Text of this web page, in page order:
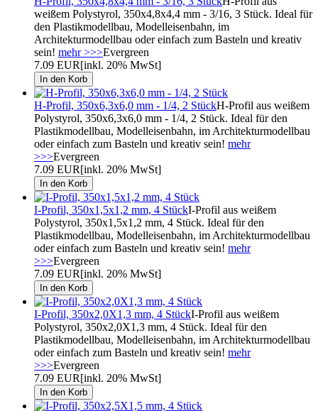
weißem Polystyrol, 350x4,8x4,4 mm - 3/16, 3 Stück. Ideal für
den Plastikmodellbau, Modelleisenbahn, im
Architekturmodellbau oder einfach zum Basteln und kreativ
sein! mehr >>>Evergreen
7.09 EUR[inkl. 20% MwSt]
H-Profil, 350x6,3x6,0 mm - 1/4, 2 StückH-Profil aus weißem
Polystyrol, 350x6,3x6,0 mm - 1/4, 2 Stück. Ideal für den
Plastikmodellbau, Modelleisenbahn, im Architekturmodellbau
oder einfach zum Basteln und kreativ sein! mehr
>>>Evergreen
7.09 EUR[inkl. 20% MwSt]
I-Profil, 350x1,5x1,2 mm, 4 StückI-Profil aus weißem
Polystyrol, 350x1,5x1,2 mm, 4 Stück. Ideal für den
Plastikmodellbau, Modelleisenbahn, im Architekturmodellbau
oder einfach zum Basteln und kreativ sein! mehr
>>>Evergreen
7.09 EUR[inkl. 20% MwSt]
I-Profil, 350x2,0X1,3 mm, 4 StückI-Profil aus weißem
Polystyrol, 350x2,0X1,3 mm, 4 Stück. Ideal für den
Plastikmodellbau, Modelleisenbahn, im Architekturmodellbau
oder einfach zum Basteln und kreativ sein! mehr
>>>Evergreen
7.09 EUR[inkl. 20% MwSt]